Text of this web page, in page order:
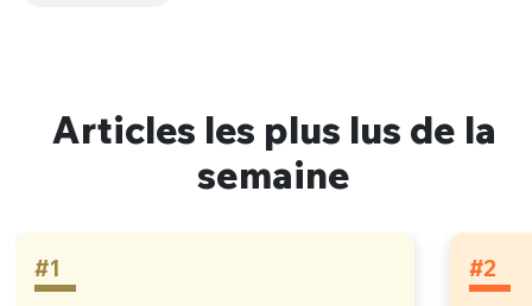
Articles les plus lus de la
semaine
#1 #2